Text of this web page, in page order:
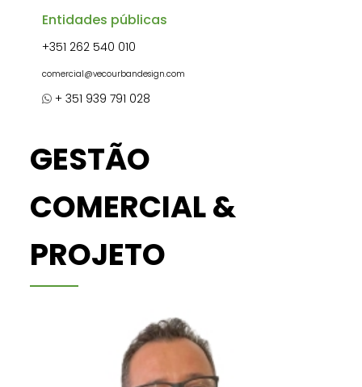
Entidades públicas
+351 262 540 010
comercial@vecourbandesign.com
+ 351 939 791 028
GESTÃO
COMERCIAL &
PROJETO